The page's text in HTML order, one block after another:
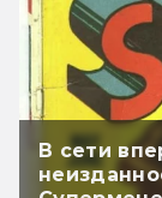
В сети